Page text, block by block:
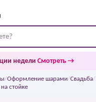
недели Смотреть →
/Оформление шарами/Свадьба/
стойке